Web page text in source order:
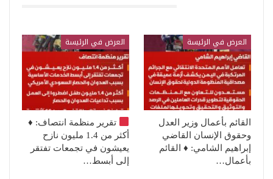
العرض في الرئيسة
القائم بأعمال وزير العدل
وحقوق الإنسان القاضي
إبراهيم الشامي: ♦️ القائم
بأعمال…
العرض في الرئيسة
تقرير منظمة انتصاف: ♦️
أكثر من 1.4 مليون نازح
يعيشون في تجمعات تفتقر
إلى أبسط…